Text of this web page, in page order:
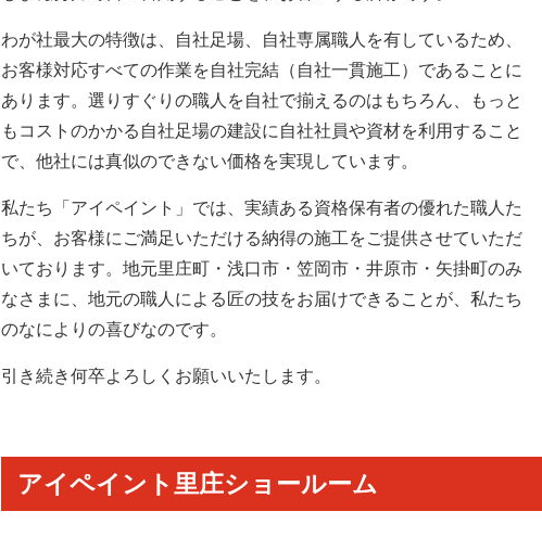
わが社最大の特徴は、自社足場、自社専属職人を有しているため、
お客様対応すべての作業を自社完結（自社一貫施工）であることに
あります。選りすぐりの職人を自社で揃えるのはもちろん、もっと
もコストのかかる自社足場の建設に自社社員や資材を利用すること
で、他社には真似のできない価格を実現しています。
私たち「アイペイント」では、実績ある資格保有者の優れた職人た
ちが、お客様にご満足いただける納得の施工をご提供させていただ
いております。地元里庄町・浅口市・笠岡市・井原市・矢掛町のみ
なさまに、地元の職人による匠の技をお届けできることが、私たち
のなによりの喜びなのです。
引き続き何卒よろしくお願いいたします。
アイペイント里庄ショールーム